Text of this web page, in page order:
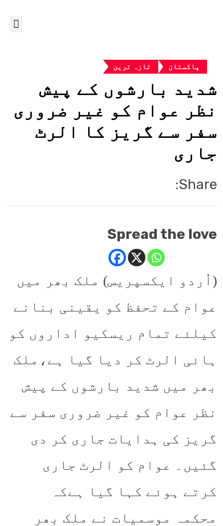
پاکستان تازہ ترین
شدید بارشوں کے پیش
نظر عوام کو غیر ضروری
سفر سے گریز کا الرٹ
جاری
Share:
Spread the love
(اُردو ایکسپریس) ملک بھر میں
عوام کے تحفظ کو یقینی بنانے
کیلئے تمام ریسکیو اداروں کو
ہائی الرٹ کر دیا گیا ہے،ملک
بھر میں شدید بارشوں کے پیش
نظر عوام کو غیر ضروری سفر سے
گریز کی ہدایات جاری کر دی
گئیں۔ عوام کو الرٹ جاری
کرتے ہوئے کہا گیا ہےکہ
محکمہ موسمیات نے ملک بھر